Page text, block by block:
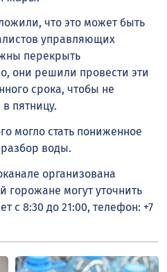
что это может быть
управляющих
перекрыть
они решили провести эти
срока, чтобы не
пятницу.
могло стать пониженное
воды.
организована
горожане могут уточнить
с 8:30 до 21:00, телефон: +7